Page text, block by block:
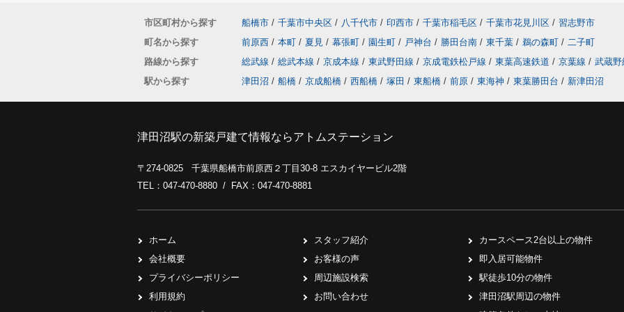
市区町村から探す 船橋市 / 千葉市中央区 / 八千代市 / 印西市 / 千葉市稲毛区 / 千葉市花見川区 / 習志野市
町名から探す
前原西 / 本町 / 夏見 / 幕張町 / 園生町 / 戸神台 / 勝田台南 / 東千葉 / 鵜の森町 / 二子町
路線から探す
総武線 / 総武本線 / 京成本線 / 東武野田線 / 京成電鉄松戸線 / 東葉高速鉄道 / 京葉線 / 武蔵野
駅から探す
津田沼 / 船橋 / 京成船橋 / 西船橋 / 塚田 / 東船橋 / 前原 / 東海神 / 東葉勝田台 / 新津田沼
津田沼駅の新築戸建て情報ならアトムステーション
〒274-0825 千葉県船橋市前原西２丁目30-8 エスカイヤービル2階
TEL：047-470-8880 / FAX：047-470-8881
ホーム
会社概要
プライバシーポリシー
利用規約
スタッフ紹介
お客様の声
周辺施設検索
お問い合わせ
カースペース2台以上の物件
即入居可能物件
駅徒歩10分の物件
津田沼駅周辺の物件